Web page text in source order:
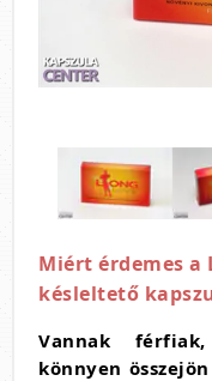
Miért érdemes a
késleltető
Vannak
könnyen